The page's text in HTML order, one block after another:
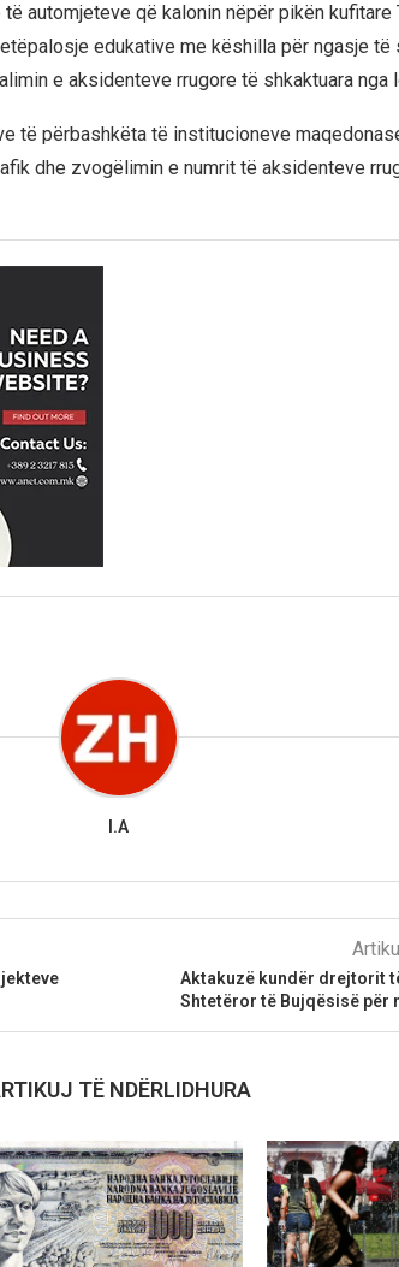
automjeteve që kalonin nëpër pikën kufitare
edukative me këshilla për ngasje të
e aksidenteve rrugore të shkaktuara nga
të përbashkëta të institucioneve
dhe zvogëlimin e numrit të aksidenteve
I.A
Aktakuzë kundër drejtorit
Shtetëror të Bujqësisë për
TË NDËRLIDHURA